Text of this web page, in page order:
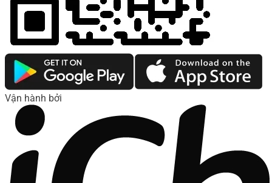
Vận hành bởi